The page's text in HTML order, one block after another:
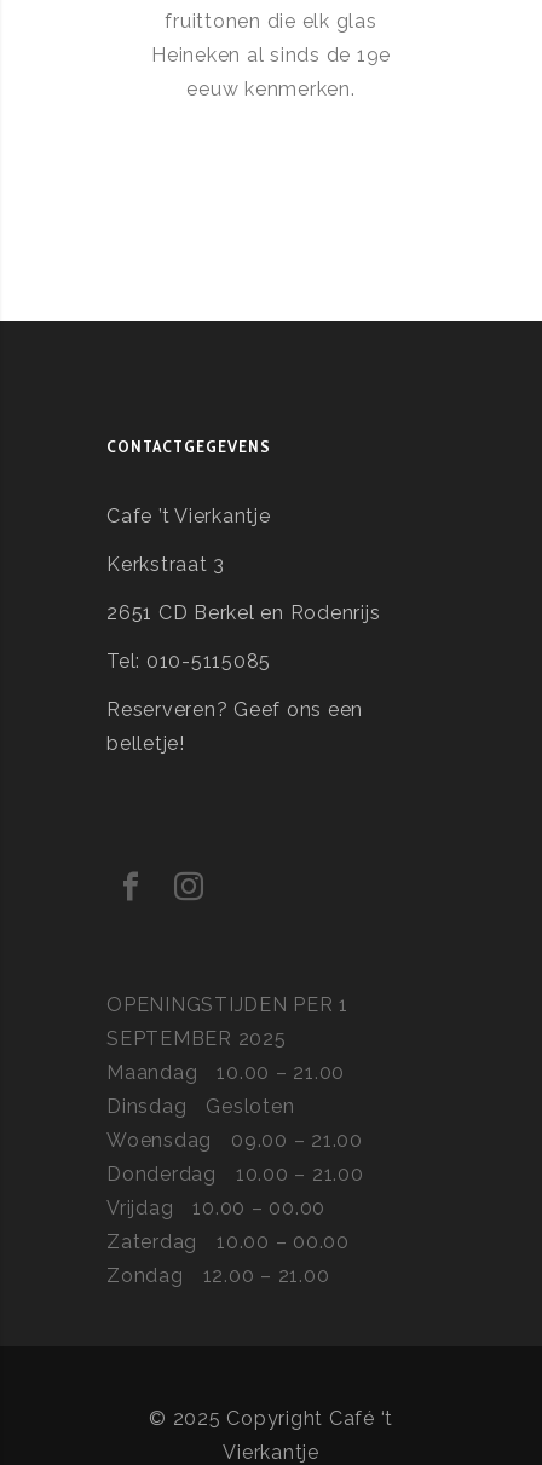
fruittonen die elk glas
Heineken al sinds de 19e
eeuw kenmerken.
CONTACTGEGEVENS
Cafe ’t Vierkantje
Kerkstraat 3
2651 CD Berkel en Rodenrijs
Tel: 010-5115085
Reserveren? Geef ons een
belletje!
OPENINGSTIJDEN PER 1
SEPTEMBER 2025
Maandag
10.00 – 21.00
Dinsdag
Gesloten
Woensdag
09.00 – 21.00
Donderdag
10.00 – 21.00
Vrijdag
10.00 – 00.00
Zaterdag
10.00 – 00.00
Zondag
12.00 – 21.00
© 2025 Copyright Café ‘t
Vierkantje